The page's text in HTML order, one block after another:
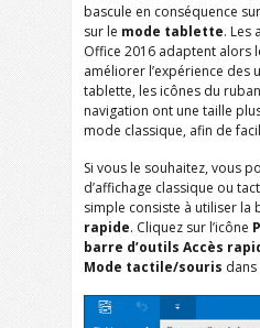
bascule en conséquence
sur le mode tablette. Les
Office 2016 adaptent alors
améliorer l’expérience des
tablette, les icônes du
navigation ont une taille
mode classique, afin de
Si vous le souhaitez, vous
d’affichage classique ou
simple consiste à utiliser la
rapide. Cliquez sur l’icône
barre d’outils Accès
Mode tactile/souris dans